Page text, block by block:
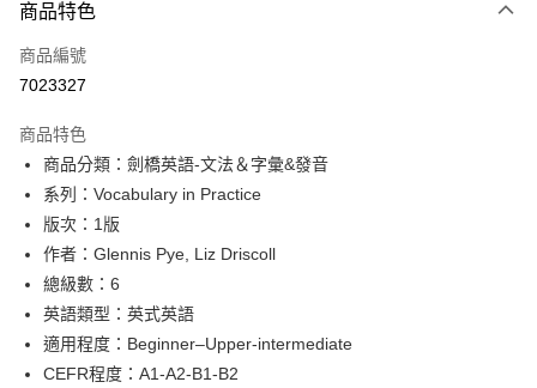
信用卡一次付款
超商取貨付款
Google Pay
ATM付款
運送方式
每筆NT$60
付款後全家取貨
商品特色
商品編號
7023327
商品特色
商品分類：劍橋英語-文法＆字彙&發音
系列：Vocabulary in Practice
版次：1版
作者：Glennis Pye, Liz Driscoll
總級數：6
英語類型：英式英語
適用程度：Beginner–Upper-intermediate
CEFR程度：A1-A2-B1-B2